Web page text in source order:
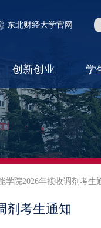
东北财经大学官网
创新创业 学
学院2026年接收调剂考生
剂考生通知